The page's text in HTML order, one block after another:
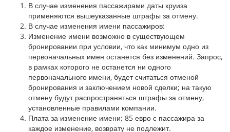
В случае изменения пассажирами даты круиза
применяются вышеуказанные штрафы за отмену.
В случае изменения имени пассажиров:
Изменение имени возможно в существующем
бронировании при условии, что как минимум одно из
первоначальных имен останется без изменений. Запрос,
в рамках которого не останется ни одного
первоначального имени, будет считаться отменой
бронирования и заключением новой сделки; на такую
отмену будут распространяться штрафы за отмену,
установленные правилами компании.
Плата за изменение имени: 85 евро с пассажира за
каждое изменение, возврату не подлежит.